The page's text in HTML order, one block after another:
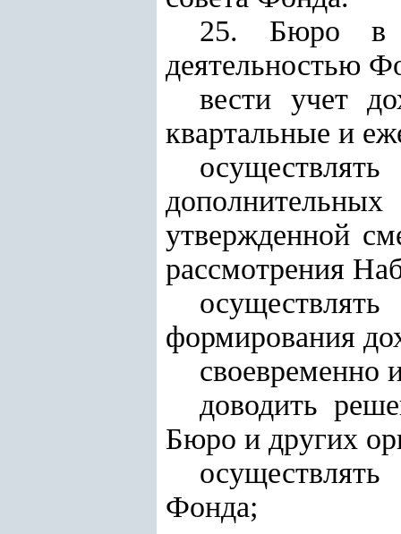
25. Бюро в
деятельностью
вести учет
квартальные и
утвержденной
рассмотрения
формирования
своевременно
доводить
Бюро и других
Фонда;